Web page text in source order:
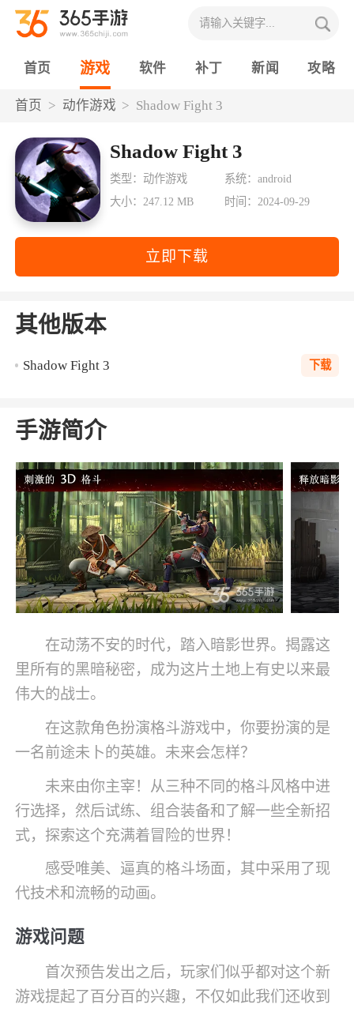
首页 游戏 软件 补丁 新闻 攻略
首页 动作游戏 Shadow Fight 3
Shadow Fight 3
类型：动作游戏
系统：android
大小：247.12 MB
时间：2024-09-29
立即下载
其他版本
Shadow Fight 3 下载
手游简介
在动荡不安的时代，踏入暗影世界。揭露这
里所有的黑暗秘密，成为这片土地上有史以来最
伟大的战士。
在这款角色扮演格斗游戏中，你要扮演的是
一名前途未卜的英雄。未来会怎样？
未来由你主宰！从三种不同的格斗风格中进
行选择，然后试练、组合装备和了解一些全新招
式，探索这个充满着冒险的世界！
感受唯美、逼真的格斗场面，其中采用了现
代技术和流畅的动画。
游戏问题
首次预告发出之后，玩家们似乎都对这个新
游戏提起了百分百的兴趣，不仅如此我们还收到